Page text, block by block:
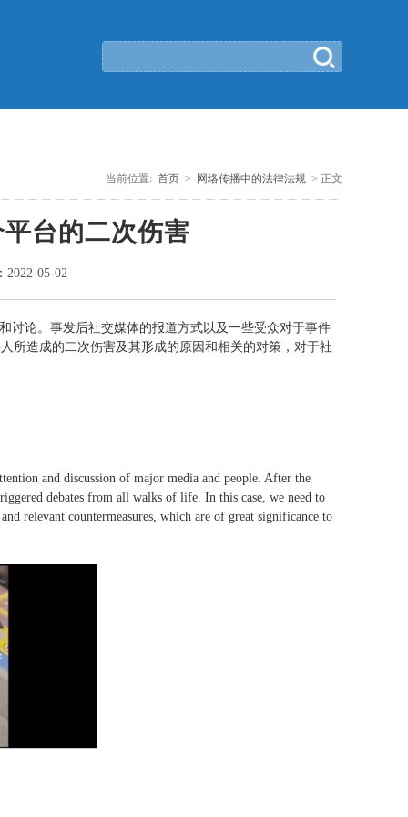
当前位置: 首页 > 网络传播中的法律法规 > 正文
台的二次伤害
2022-05-02
讨论。事发后社交媒体的报道方式以及一些受众对于事件
所造成的二次伤害及其形成的原因和相关的对策，对于社
and discussion of major media and people. After the
debates from all walks of life. In this case, we need to
relevant countermeasures, which are of great significance to